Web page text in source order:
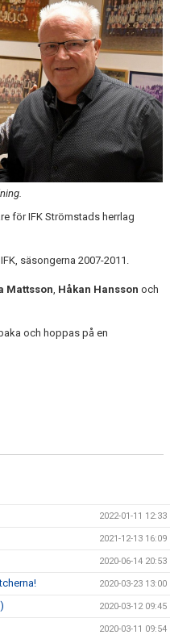
för IFK Strömstads herrlag
säsongerna 2007-2011.
Mattsson Håkan Hansson och
och hoppas på en
2022-01-11 12:33
2021-12-13 16:09
2020-06-14 20:53
2020-03-23 13:00
2020-03-12 09:45
2020-03-11 09:54